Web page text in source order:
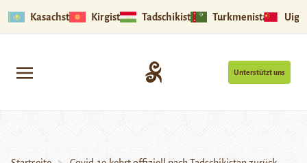
Kasachstan Kirgistan Tadschikistan Turkmenistan
Unterstützt uns